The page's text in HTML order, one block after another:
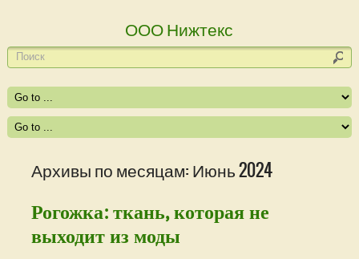
ООО Нижтекс
Архивы по месяцам: Июнь 2024
Рогожка: ткань, которая не
выходит из моды